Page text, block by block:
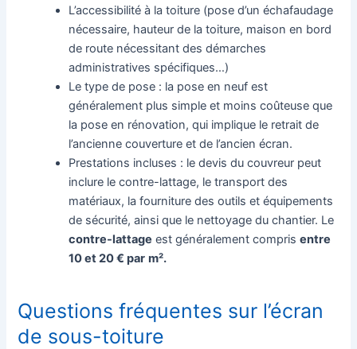
L’accessibilité à la toiture (pose d’un échafaudage
nécessaire, hauteur de la toiture, maison en bord
de route nécessitant des démarches
administratives spécifiques…)
Le type de pose : la pose en neuf est
généralement plus simple et moins coûteuse que
la pose en rénovation, qui implique le retrait de
l’ancienne couverture et de l’ancien écran.
Prestations incluses : le devis du couvreur peut
inclure le contre-lattage, le transport des
matériaux, la fourniture des outils et équipements
de sécurité, ainsi que le nettoyage du chantier. Le
contre-lattage est généralement comprisentre
10 et 20 € par m².
Questions fréquentes sur l’écran
de sous-toiture